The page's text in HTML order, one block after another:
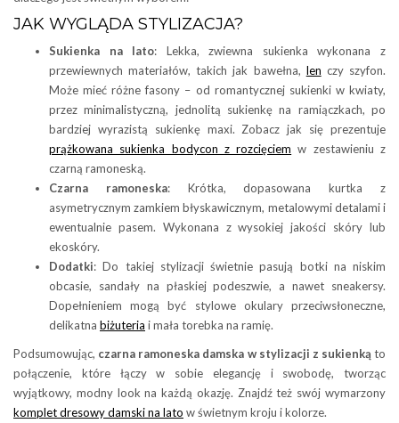
JAK WYGLĄDA STYLIZACJA?
Sukienka na lato: Lekka, zwiewna sukienka wykonana z
przewiewnych materiałów, takich jak bawełna, len czy szyfon.
Może mieć różne fasony – od romantycznej sukienki w kwiaty,
przez minimalistyczną, jednolitą sukienkę na ramiączkach, po
bardziej wyrazistą sukienkę maxi. Zobacz jak się prezentuje
prążkowana sukienka bodycon z rozcięciem w zestawieniu z
czarną ramoneską.
Czarna ramoneska: Krótka, dopasowana kurtka z
asymetrycznym zamkiem błyskawicznym, metalowymi detalami i
ewentualnie pasem. Wykonana z wysokiej jakości skóry lub
ekoskóry.
Dodatki: Do takiej stylizacji świetnie pasują botki na niskim
obcasie, sandały na płaskiej podeszwie, a nawet sneakersy.
Dopełnieniem mogą być stylowe okulary przeciwsłoneczne,
delikatna biżuteria i mała torebka na ramię.
Podsumowując, czarna ramoneska damska w stylizacji z sukienką to
połączenie, które łączy w sobie elegancję i swobodę, tworząc
wyjątkowy, modny look na każdą okazję. Znajdź też swój wymarzony
komplet dresowy damski na lato w świetnym kroju i kolorze.